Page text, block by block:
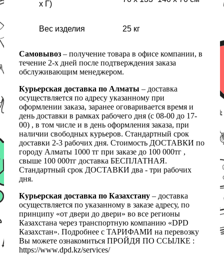
х Г)
Вес изделия 25 кг
Самовывоз – получение товара в офисе компании, в
течение 2-х дней после подтверждения заказа
обслуживающим менеджером.
Курьерская доставка по Алматы – доставка
осуществляется по адресу указанному при
оформлении заказа, заранее оговаривается время и
день доставки в рамках рабочего дня (с 08-00 до 17-
00) , в том числе и в день оформления заказа, при
наличии свободных курьеров. Стандартный срок
доставки 2-3 рабочих дня. Стоимость ДОСТАВКИ по
городу Алматы 1000 тг при заказе до 100 000тг ,
свыше 100 000тг доставка БЕСПЛАТНАЯ.
Стандартный срок ДОСТАВКИ два - три рабочих
дня.
Курьерская доставка по Казахстану – доставка
осуществляется по указанному в заказе адресу, по
принципу «от двери до двери» во все регионы
Казахстана через транспортную компанию «DPD
Казахстан». Подробнее с ТАРИФАМИ на перевозку
Вы можете ознакомиться ПРОЙДЯ ПО ССЫЛКЕ :
https://www.dpd.kz/services/